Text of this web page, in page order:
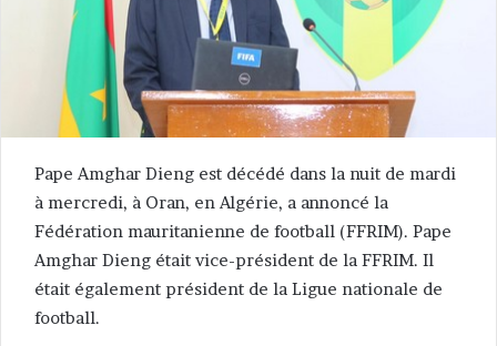
Pape Amghar Dieng est décédé dans la nuit de mardi
à mercredi, à Oran, en Algérie, a annoncé la
Fédération mauritanienne de football (FFRIM). Pape
Amghar Dieng était vice-président de la FFRIM. Il
était également président de la Ligue nationale de
football.